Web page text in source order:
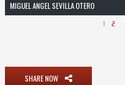
MIGUEL ANGEL SEVILLA OTERO
1 2
SHARE NOW